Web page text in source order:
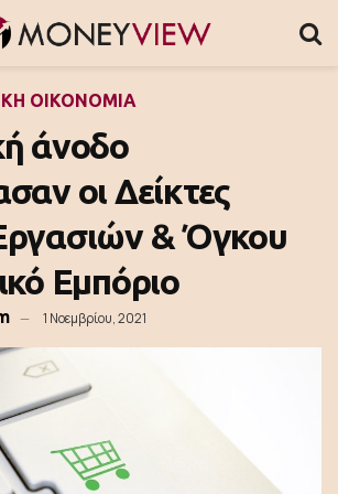
ΟΙΚΟΝΟΜΙΑ
άνοδο
οι Δείκτες
& Όγκου
Εμπόριο
1 Νοεμβρίου, 2021